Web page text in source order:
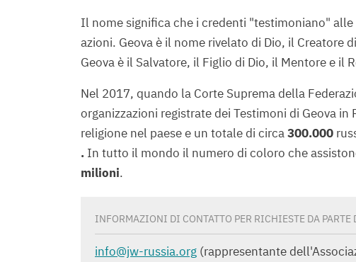
Il nome significa che i credenti "testimoniano"
azioni. Geova è il nome rivelato di Dio, il Creatore
Geova è il Salvatore, il Figlio di Dio, il Mentore e il
Nel 2017, quando la Corte Suprema della
organizzazioni registrate dei Testimoni di Geova
religione nel paese e un totale di circa300.000
. In tutto il mondo il numero di coloro che
milioni.
INFORMAZIONI DI CONTATTO PER RICHIESTE DA PARTE
info@jw-russia.org (rappresentante